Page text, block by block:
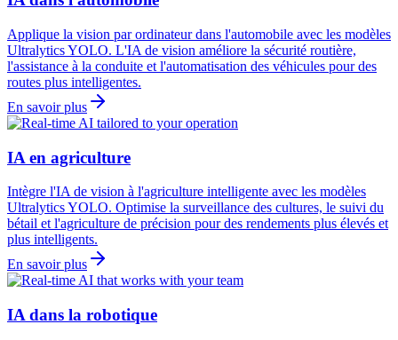
Applique la vision par ordinateur dans l'automobile avec les modèles
Ultralytics YOLO. L'IA de vision améliore la sécurité routière,
l'assistance à la conduite et l'automatisation des véhicules pour des
routes plus intelligentes.
En savoir plus
IA en agriculture
Intègre l'IA de vision à l'agriculture intelligente avec les modèles
Ultralytics YOLO. Optimise la surveillance des cultures, le suivi du
bétail et l'agriculture de précision pour des rendements plus élevés et
plus intelligents.
En savoir plus
IA dans la robotique